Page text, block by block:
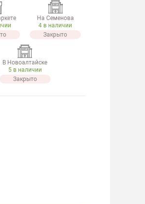
На Семенова
4 в наличии
Закрыто
В Новоалтайске
5 в наличии
Закрыто